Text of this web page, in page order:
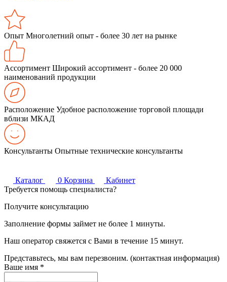
Опыт Многолетний опыт - более 30 лет на рынке
Ассортимент Широкий ассортимент - более 20 000
наименований продукции
Расположение Удобное расположение торговой площади
вблизи МКАД
Консультанты Опытные технические консультанты
Каталог 0 Корзина
Кабинет
Требуется помощь специалиста?
Получите консультацию
Заполнение формы займет не более 1 минуты.
Наш оператор свяжется с Вами в течение 15 минут.
Представьтесь, мы вам перезвоним. (контактная информация)
Ваше имя *